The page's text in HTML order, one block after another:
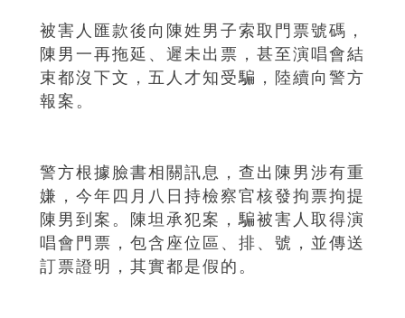
被害人匯款後向陳姓男子索取門票號碼，
陳男一再拖延、遲未出票，甚至演唱會結
束都沒下文，五人才知受騙，陸續向警方
報案。
警方根據臉書相關訊息，查出陳男涉有重
嫌，今年四月八日持檢察官核發拘票拘提
陳男到案。陳坦承犯案，騙被害人取得演
唱會門票，包含座位區、排、號，並傳送
訂票證明，其實都是假的。